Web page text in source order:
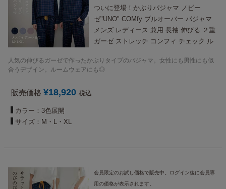
ついに登場！かぶりパジャマ ノビー
ゼ"UNO" COMfy プルオーバー パジャマ
メンズ レディース 兼用 長袖 伸びる ２重
ガーゼ ストレッチ コンフィ チェック ル
ゃれ ゆったり 大きいサイズ も 【国内送
料無料】
人気の伸びるガーゼで作ったかぶりタイプのパジャマ。女性にも男性にも似
合うデザイン。ルームウェアにも◎
販売価格 ¥18,920 税込
カラー：3色展開
サイズ：M・L・XL
会員限定のお試し価格で販売中。ログイン後に会員専
用の価格が表示されます。